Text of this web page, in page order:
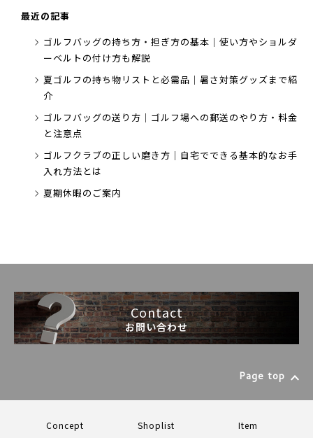
最近の記事
ゴルフバッグの持ち方・担ぎ方の基本｜使い方やショルダ
ーベルトの付け方も解説
夏ゴルフの持ち物リストと必需品｜暑さ対策グッズまで紹
介
ゴルフバッグの送り方｜ゴルフ場への郵送のやり方・料金
と注意点
ゴルフクラブの正しい磨き方｜自宅でできる基本的なお手
入れ方法とは
夏期休暇のご案内
Contact
お問い合わせ
Page top
Concept Shoplist Item